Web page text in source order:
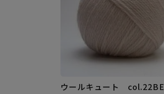
ウールキュート col.22BE